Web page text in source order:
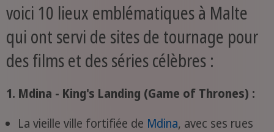
voici 10 lieux emblématiques à Malte
qui ont servi de sites de tournage pour
des films et des séries célèbres :
1. Mdina - King's Landing (Game of Thrones) :
La vieille ville fortifiée de Mdina, avec ses rues